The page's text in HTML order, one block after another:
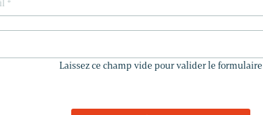
CHAMP
Laissez ce champ vide pour valider le formulaire